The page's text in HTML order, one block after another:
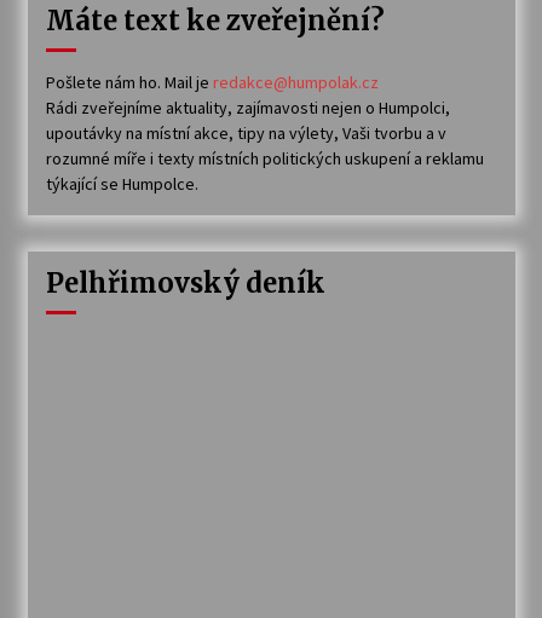
Máte text ke zveřejnění?
Pošlete nám ho. Mail je redakce@humpolak.cz
Rádi zveřejníme aktuality, zajímavosti nejen o Humpolci,
upoutávky na místní akce, tipy na výlety, Vaši tvorbu a v
rozumné míře i texty místních politických uskupení a reklamu
týkající se Humpolce.
Pelhřimovský deník